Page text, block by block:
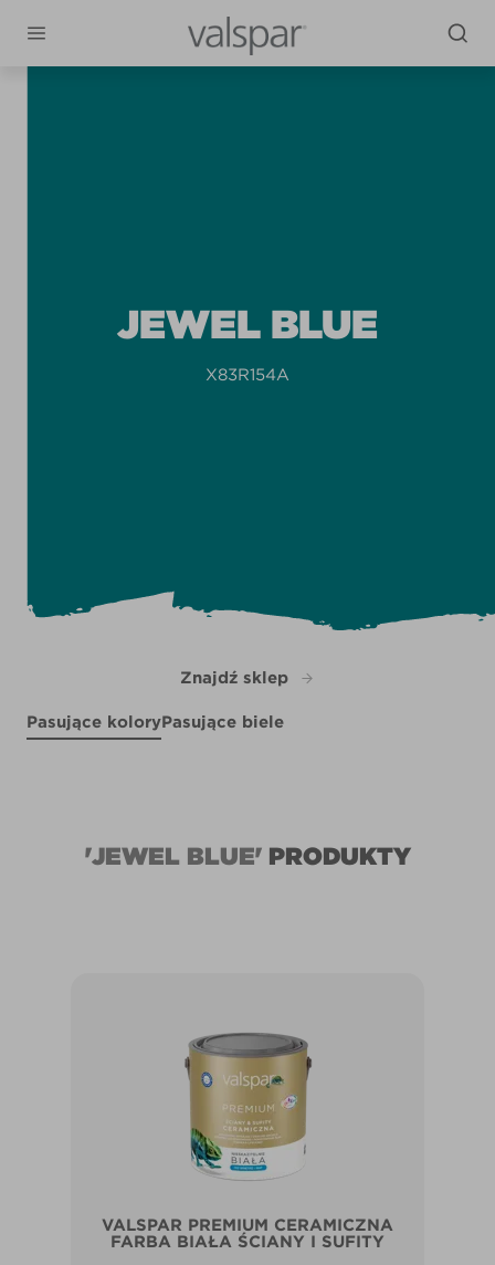
JEWEL BLUE
X83R154A
Znajdź sklep
Pasujące koloryPasujące biele
'JEWEL BLUE'PRODUKTY
VALSPAR PREMIUM CERAMICZNA
FARBA BIAŁA ŚCIANY I SUFITY